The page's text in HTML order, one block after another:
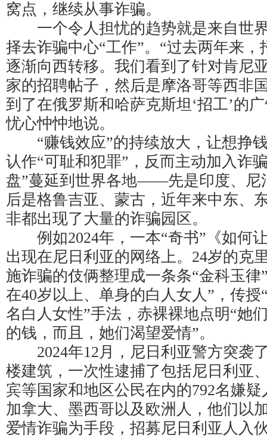
窝点，继续从事诈骗。
一个令人担忧的趋势就是来自世
择去诈骗中心“工作”。“过去两年来
逐渐向西转移。我们看到了针对肯尼
家的招聘帖子，然后是摩洛哥等西非
到了在俄罗斯和哈萨克斯坦‘招工’的
忧心忡忡地说。
“赚钱效应”的持续放大，让想挣
认作“可耻和犯罪”，反而主动加入诈
盘”蔓延到世界各地——先是印度、尼
后是格鲁吉亚、蒙古，近年来中东、
非都出现了大量的诈骗园区。
例如2024年，一本“奇书”《如何
出现在尼日利亚的网络上。24岁的克
施诈骗的伎俩整理成一条条“金科玉律
在40岁以上、单身的白人女人”，传
名白人女性”手法，赤裸裸地点明“她
的钱，而且，她们渴望爱情”。
2024年12月，尼日利亚警方突袭
楼建筑，一次性逮捕了包括尼日利亚
宾等国家和地区公民在内的792名嫌
加拿大、墨西哥以及欧洲人，他们以
爱情诈骗为手段，招募尼日利亚人入